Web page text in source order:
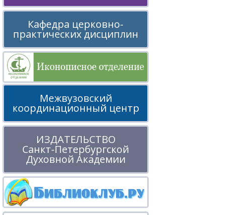
Кафедра церковно-
практических дисциплин
Межвузовский
координационный центр
ИЗДАТЕЛЬСТВО
Санкт-Петербургской
Духовной Академии